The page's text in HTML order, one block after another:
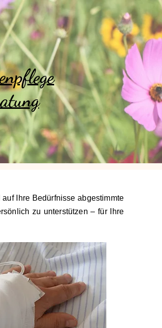
Ihre Bedürfnisse abgestimmte
zu unterstützen – für Ihre